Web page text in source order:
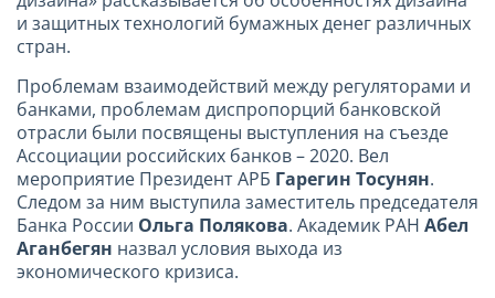
и защитных технологий бумажных денег различных
стран.
Проблемам взаимодействий между регуляторами и
банками, проблемам диспропорций банковской
отрасли были посвящены выступления на съезде
Ассоциации российских банков – 2020. Вел
мероприятие Президент АРБ Гарегин Тосунян.
Следом за ним выступила заместитель председателя
Банка России Ольга Полякова. Академик РАН Абел
Аганбегян назвал условия выхода из
экономического кризиса.